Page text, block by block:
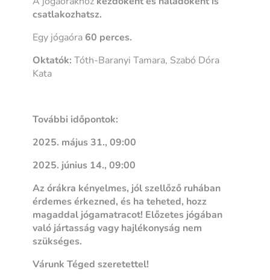
csatlakozhatsz.
Egy jógaóra 60 perces.
Oktatók:Tóth-Baranyi Tamara, Szabó Dóra
Kata
További időpontok:
2025. május 31., 09:00
2025. június 14., 09:00
Az órákra kényelmes, jól szellőző ruhában
érdemes érkezned, és ha teheted, hozz
magaddal jógamatracot! Előzetes jógában
való jártasság vagy hajlékonyság nem
szükséges.
Várunk Téged szeretettel!